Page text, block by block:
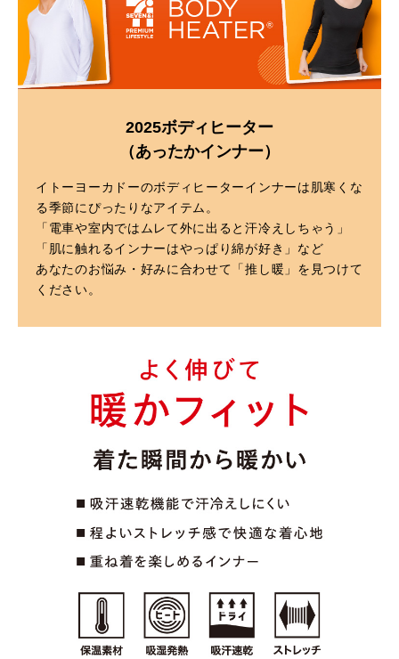
2025ボディヒーター
（あったかインナー）
イトーヨーカドーのボディヒーターインナーは肌寒くな
る季節にぴったりなアイテム。
「電車や室内ではムレて外に出ると汗冷えしちゃう」
「肌に触れるインナーはやっぱり綿が好き」など
あなたのお悩み・好みに合わせて「推し暖」を見つけて
ください。